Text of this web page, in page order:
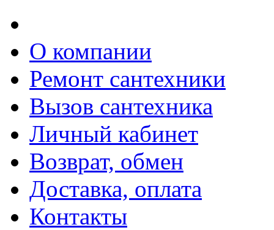
О компании
Ремонт сантехники
Вызов сантехника
Личный кабинет
Возврат, обмен
Доставка, оплата
Контакты